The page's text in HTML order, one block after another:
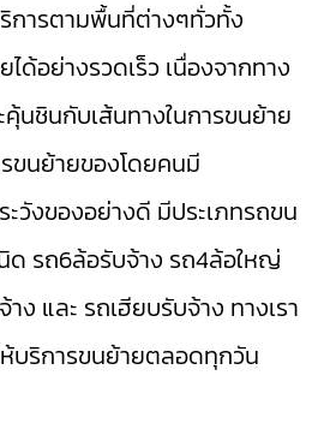
การตามพื้นที่ต่างๆทั่วทั้ง
ได้อย่างรวดเร็ว เนื่องจากทาง
นชินกับเส้นทางในการขนย้าย
ขนย้ายของโดยคนมี
วังของอย่างดี มีประเภทรถขน
ด รถ6ล้อรับจ้าง รถ4ล้อใหญ่
ง และ รถเฮียบรับจ้าง ทางเรา
บริการขนย้ายตลอดทุกวัน